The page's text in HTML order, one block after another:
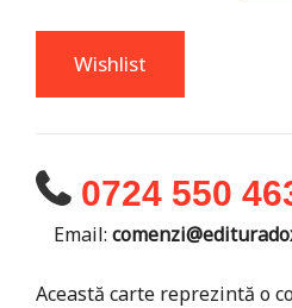
Wishlist
0724 550
Email:
Această carte reprezintă o